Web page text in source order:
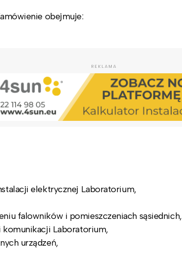
obejmuje:
REKLAMA
elektrycznej Laboratorium,
falowników i pomieszczeniach sąsiednich,
komunikacji Laboratorium,
urządzeń,